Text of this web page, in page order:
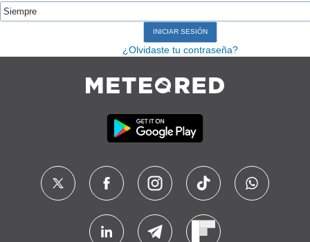
¿Olvidaste tu contraseña?